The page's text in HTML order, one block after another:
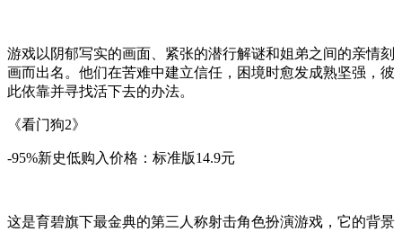
游戏以阴郁写实的画面、紧张的潜行解谜和姐弟之间的亲情刻
画而出名。他们在苦难中建立信任，困境时愈发成熟坚强，彼
此依靠并寻找活下去的办法。
《看门狗2》
-95%新史低购入价格：标准版14.9元
这是育碧旗下最金典的第三人称射击角色扮演游戏，它的背景